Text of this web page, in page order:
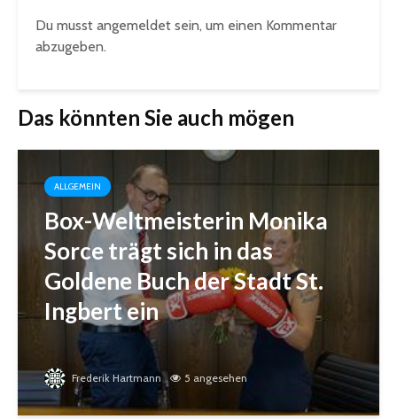
Du musst angemeldet sein, um einen Kommentar
abzugeben.
Das könnten Sie auch mögen
ALLGEMEIN
Box-Weltmeisterin Monika
Sorce trägt sich in das
Goldene Buch der Stadt St.
Ingbert ein
Frederik Hartmann 5 angesehen